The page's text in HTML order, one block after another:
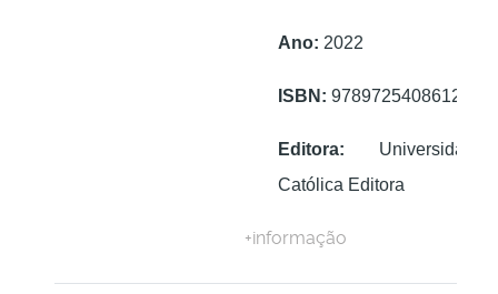
Ano: 2022
ISBN: 9789725408612
Editora: Universidade
Católica Editora
+informação